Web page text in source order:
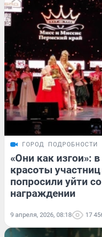
ГОРОД ПОДРОБНОСТИ
«Они как изгои»:
красоты
попросили уйти
награждении
9 апреля, 2026, 08:18 17